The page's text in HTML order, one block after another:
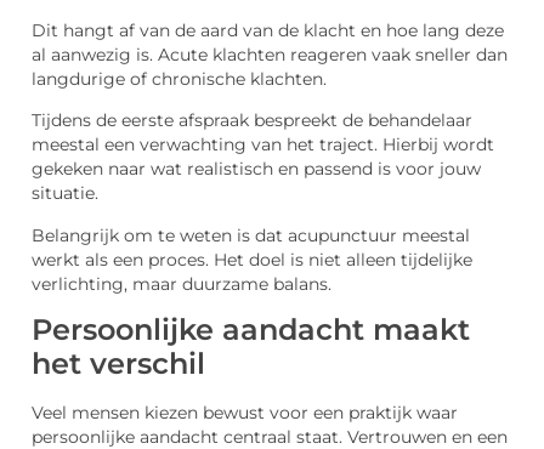
Dit hangt af van de aard van de klacht en hoe lang deze
al aanwezig is. Acute klachten reageren vaak sneller dan
langdurige of chronische klachten.
Tijdens de eerste afspraak bespreekt de behandelaar
meestal een verwachting van het traject. Hierbij wordt
gekeken naar wat realistisch en passend is voor jouw
situatie.
Belangrijk om te weten is dat acupunctuur meestal
werkt als een proces. Het doel is niet alleen tijdelijke
verlichting, maar duurzame balans.
Persoonlijke aandacht maakt
het verschil
Veel mensen kiezen bewust voor een praktijk waar
persoonlijke aandacht centraal staat. Vertrouwen en een